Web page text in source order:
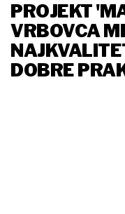
PROJEKT
VRBOVCA
DOBRE